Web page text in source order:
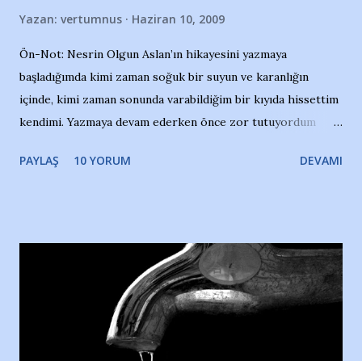
Yazan: vertumnus Haziran 10, 2009
Ön-Not: Nesrin Olgun Aslan’ın hikayesini yazmaya
başladığımda kimi zaman soğuk bir suyun ve karanlığın
içinde, kimi zaman sonunda varabildiğim bir kıyıda hissettim
kendimi. Yazmaya devam ederken önce zor tutuyordum
Yazımı, ağlayarak bitirebildim ancak…Kendisinin web
Nesrin’in Hikayesi’ne başlıyorum… 1964 Adana Yüzme
havuzunun kenarında 7 yaşında kara kuru bir kız çocuğu
duruyor. Havuzun içinde Adana Demirspor Kulübü
yüzücüleri. Erkekler çoğunlukta. Küçük kız etrafına bakıyor.
Sadece 4 kız çocuğu var. Nesrin, Adana Demirspor’un 4
PAYLAŞ 10 YORUM DEVAMI